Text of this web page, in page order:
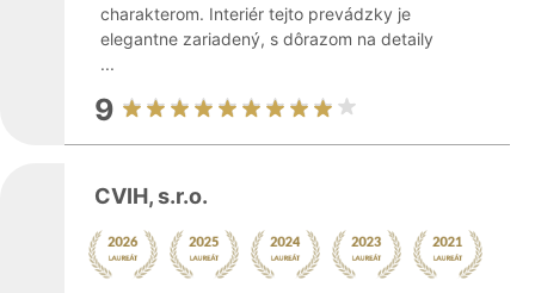
charakterom. Interiér tejto prevádzky je
elegantne zariadený, s dôrazom na detaily
...
9
CVIH, s.r.o.